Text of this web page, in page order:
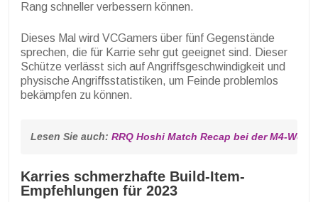
Rang schneller verbessern können.
Dieses Mal wird VCGamers über fünf Gegenstände
sprechen, die für Karrie sehr gut geeignet sind. Dieser
Schütze verlässt sich auf Angriffsgeschwindigkeit und
physische Angriffsstatistiken, um Feinde problemlos
bekämpfen zu können.
Lesen Sie auch: RRQ Hoshi Match Recap bei der M4-
Karries schmerzhafte Build-Item-
Empfehlungen für 2023